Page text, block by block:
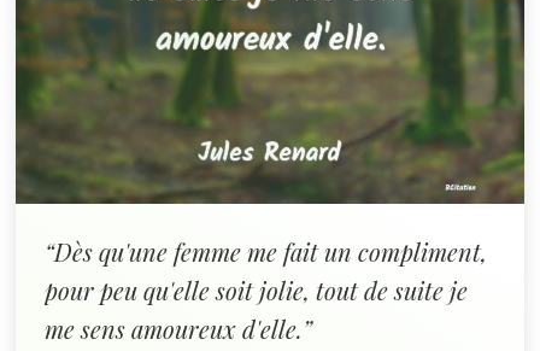
“Dès qu'une femme me fait un compliment,
pour peu qu'elle soit jolie, tout de suite je
me sens amoureux d'elle.”